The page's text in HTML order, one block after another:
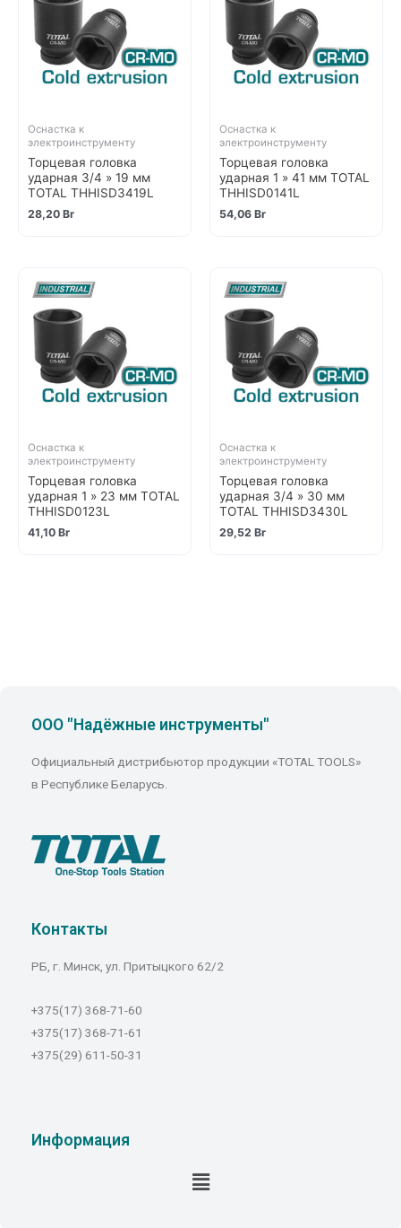
Оснастка к
электроинструменту
Торцевая головка
ударная 3/4 » 19 мм
TOTAL THHISD3419L
28,20 Br
Оснастка к
электроинструменту
Торцевая головка
ударная 1 » 41 мм TOTAL
THHISD0141L
54,06 Br
Оснастка к
электроинструменту
Торцевая головка
ударная 1 » 23 мм TOTAL
THHISD0123L
41,10 Br
Оснастка к
электроинструменту
Торцевая головка
ударная 3/4 » 30 мм
TOTAL THHISD3430L
29,52 Br
ООО "Надёжные инструменты"
Официальный дистрибьютор продукции «TOTAL TOOLS»
в Республике Беларусь.
Контакты
РБ, г. Минск, ул. Притыцкого 62/2
+375(17) 368-71-60
+375(17) 368-71-61
+375(29) 611-50-31
Информация